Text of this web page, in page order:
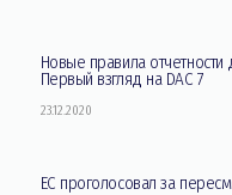
Новые правила
Первый взгляд на DAC 7
23.12.2020
ЕС проголосовал за